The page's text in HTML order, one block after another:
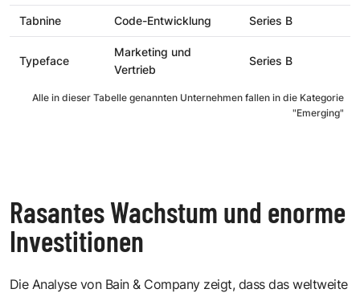
Tabnine Code-Entwicklung Series B
Typeface
Marketing und
Vertrieb
Series B
Alle in dieser Tabelle genannten Unternehmen fallen in die Kategorie
"Emerging"
Rasantes Wachstum und enorme
Investitionen
Die Analyse von Bain & Company zeigt, dass das weltweite